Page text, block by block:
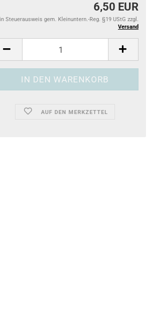
6,50 EUR
Steuerausweis gem. Kleinuntern.-Reg. §19 UStG zzgl.
Versand
AUF DEN MERKZETTEL